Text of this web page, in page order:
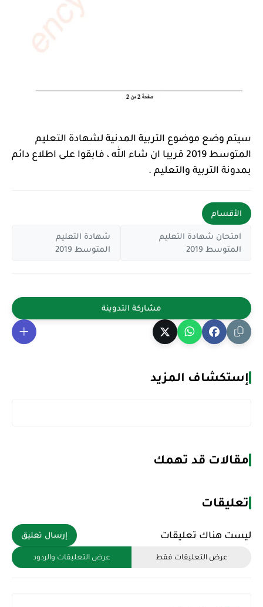
سيتم وضع موضوع التربية المدنية لشهادة التعليم
المتوسط 2019 قريبا ان شاء الله ، فابقوا على اطلاع دائم
بمدونة التربية والتعليم .
الأقسام
امتحان شهادة التعليم
المتوسط 2019
شهادة التعليم
المتوسط 2019
إستكشاف المزيد
مقالات قد تهمك
تعليقات
ليست هناك تعليقات إرسال تعليق
عرض التعليقات فقط عرض التعليقات والردود